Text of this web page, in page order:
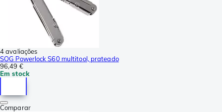
4 avaliações
SOG Powerlock S60 multitool, prateado
96,49 €
Em stock
Comparar